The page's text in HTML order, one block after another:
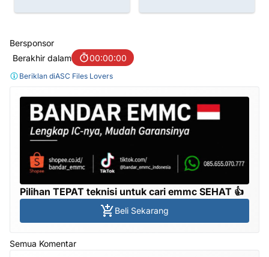
Bersponsor
Berakhir dalam
00:00:00
Beriklan diASC Files Lovers
Pilihan TEPAT teknisi untuk cari emmc SEHAT 👍
Beli Sekarang
Semua Komentar